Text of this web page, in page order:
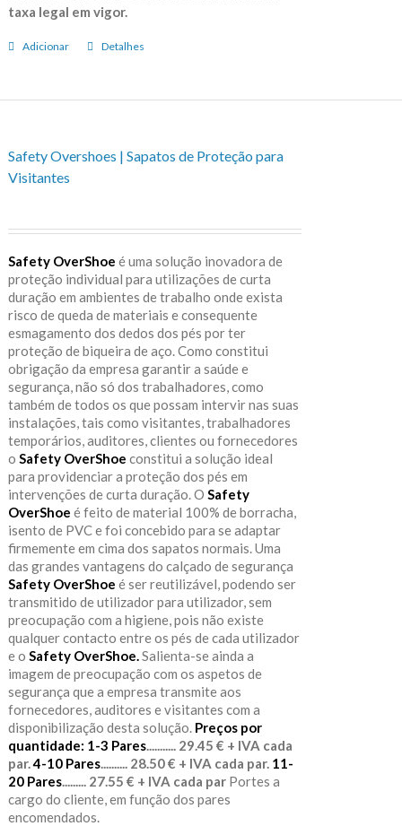
taxa legal em vigor.
Adicionar Detalhes
Safety Overshoes | Sapatos de Proteção para
Visitantes
Safety OverShoe é uma solução inovadora de
proteção individual para utilizações de curta
duração em ambientes de trabalho onde exista
risco de queda de materiais e consequente
esmagamento dos dedos dos pés por ter
proteção de biqueira de aço. Como constitui
obrigação da empresa garantir a saúde e
segurança, não só dos trabalhadores, como
também de todos os que possam intervir nas suas
instalações, tais como visitantes, trabalhadores
temporários, auditores, clientes ou fornecedores
o Safety OverShoe constitui a solução ideal
para providenciar a proteção dos pés em
intervenções de curta duração. O Safety
OverShoe é feito de material 100% de borracha,
isento de PVC e foi concebido para se adaptar
firmemente em cima dos sapatos normais. Uma
das grandes vantagens do calçado de segurança
Safety OverShoe é ser reutilizável, podendo ser
transmitido de utilizador para utilizador, sem
preocupação com a higiene, pois não existe
qualquer contacto entre os pés de cada utilizador
e o Safety OverShoe. Salienta-se ainda a
imagem de preocupação com os aspetos de
segurança que a empresa transmite aos
fornecedores, auditores e visitantes com a
disponibilização desta solução. Preços por
quantidade: 1-3 Pares........... 29.45 € + IVA cada
par. 4-10 Pares.......... 28.50 € + IVA cada par. 11-
20 Pares......... 27.55 € + IVA cada parPortes a
cargo do cliente, em função dos pares
encomendados.